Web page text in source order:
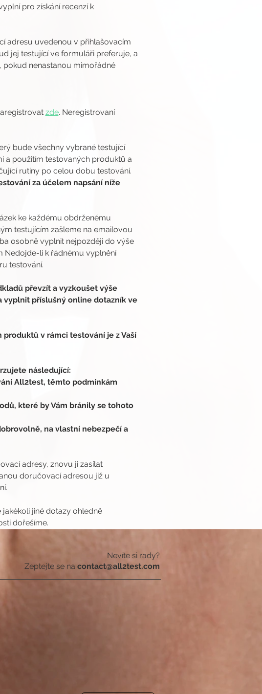
pro získání recenzí k
adresu uvedenou v přihlašovacím
jej testující ve formuláři preferuje, a
pokud nenastanou mimořádné
zde. Neregistrovaní
bude všechny vybrané testující
a použitím testovaných produktů a
rutiny po celou dobu testování.
za účelem napsání níže
ke každému obdrženému
testujícím zašleme na emailovou
osobně vyplnit nejpozději do výše
Nedojde-li k řádnému vyplnění
testování.
převzít a vyzkoušet výše
vyplnit příslušný online dotazník ve
v rámci testování je z Vaší
následující:
All2test, těmto podmínkám
které by Vám bránily se tohoto
na vlastní nebezpečí a
adresy, znovu ji zasílat
doručovací adresou již u
jiné dotazy ohledně
dořešíme.
Nevíte si rady?
Zeptejte se na contact@all2test.com